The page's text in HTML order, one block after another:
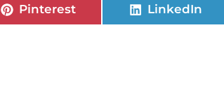
Pinterest LinkedIn